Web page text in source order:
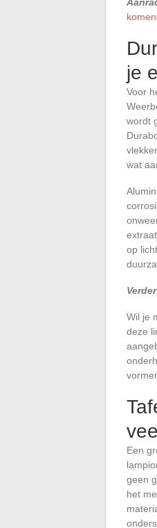
je
Voor
wordt
wat
op
Wil je
deze
Een
geen
het